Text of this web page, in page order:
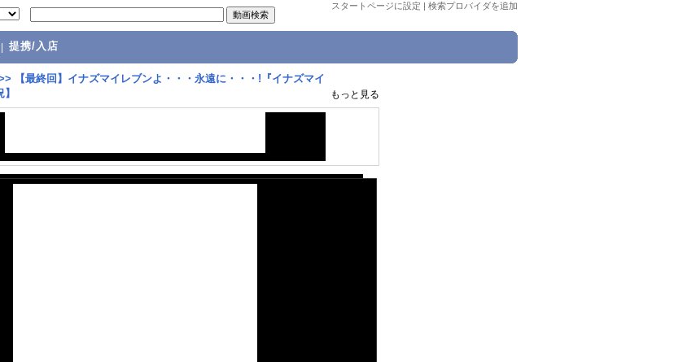
スタートページに設定 | 検索プロバイダを追加
提携/入店
【最終回】イナズマイレブンよ・・・永遠に・・・!『イナズマイ
もっと見る